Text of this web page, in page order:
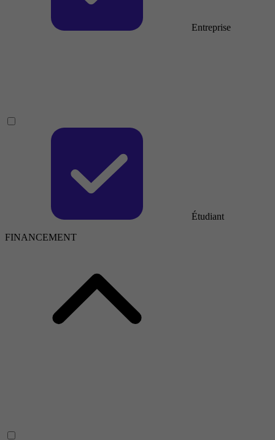
Entreprise
Étudiant
FINANCEMENT